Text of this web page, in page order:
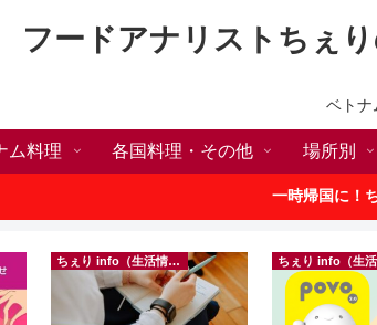
フードアナリストちぇ
ベトナ
ム料理 各国料理・その他 場所別
一時帰国に！
ちぇり info（生活情報）